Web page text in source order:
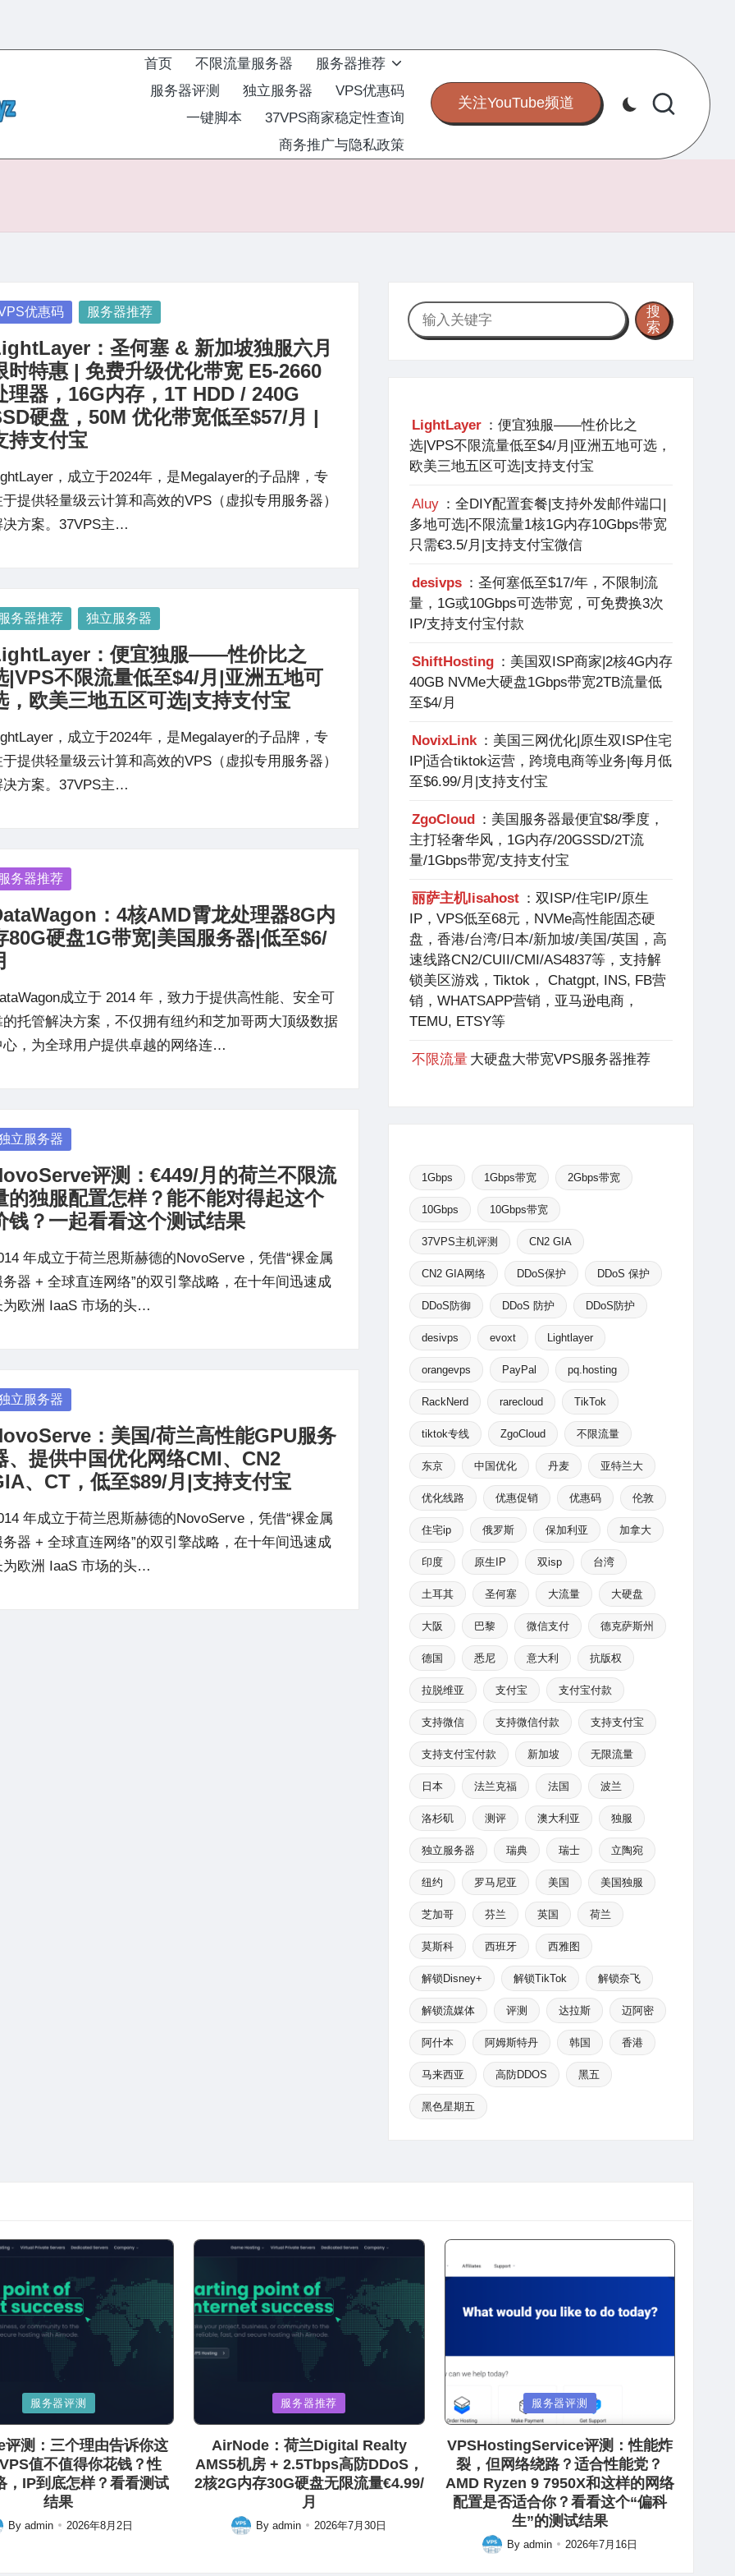
首页 不限流量服务器
服务器推荐
服务器评测
独立服务器
VPS优惠码
一键脚本
37VPS商家稳定性查询
商务推广与隐私政策
关注YouTube频道
优惠码 服务器推荐
：圣何塞 & 新加坡独服六月
时特惠 | 免费升级优化带宽 E5-2660
理器，16G内存，1T HDD / 240G
硬盘，50M 优化带宽低至$57/月 |
持支付宝
，成立于2024年，是Megalayer的子品牌，专
于提供轻量级云计算和高效的VPS（虚拟专用服务器）
决方案。37VPS主…
务器推荐 独立服务器
：便宜独服——性价比之
|VPS不限流量低至$4/月|亚洲五地可
，欧美三地五区可选|支持支付宝
，成立于2024年，是Megalayer的子品牌，专
于提供轻量级云计算和高效的VPS（虚拟专用服务器）
决方案。37VPS主…
务器推荐
：4核AMD霄龙处理器8G内
80G硬盘1G带宽|美国服务器|低至$6/
成立于 2014 年，致力于提供高性能、安全可
的托管解决方案，不仅拥有纽约和芝加哥两大顶级数据
心，为全球用户提供卓越的网络连…
立服务器
评测：€449/月的荷兰不限流
的独服配置怎样？能不能对得起这个
钱？一起看看这个测试结果
年成立于荷兰恩斯赫德的NovoServe，凭借“裸金属
务器 + 全球直连网络”的双引擎战略，在十年间迅速成
为欧洲 IaaS 市场的头…
立服务器
：美国/荷兰高性能GPU服务
、提供中国优化网络CMI、CN2
、CT，低至$89/月|支持支付宝
年成立于荷兰恩斯赫德的NovoServe，凭借“裸金属
务器 + 全球直连网络”的双引擎战略，在十年间迅速成
为欧洲 IaaS 市场的头…
搜
索
搜
索
LightLayer ：便宜独服——性价比之
选|VPS不限流量低至$4/月|亚洲五地可选，
欧美三地五区可选|支持支付宝
Aluy ：全DIY配置套餐|支持外发邮件端口|
多地可选|不限流量1核1G内存10Gbps带宽
只需€3.5/月|支持支付宝微信
desivps ：圣何塞低至$17/年，不限制流
量，1G或10Gbps可选带宽，可免费换3次
IP/支持支付宝付款
ShiftHosting ：美国双ISP商家|2核4G内存
40GB NVMe大硬盘1Gbps带宽2TB流量低
至$4/月
NovixLink ：美国三网优化|原生双ISP住宅
IP|适合tiktok运营，跨境电商等业务|每月低
至$6.99/月|支持支付宝
ZgoCloud ：美国服务器最便宜$8/季度，
主打轻奢华风，1G内存/20GSSD/2T流
量/1Gbps带宽/支持支付宝
丽萨主机lisahost ：双ISP/住宅IP/原生
IP，VPS低至68元，NVMe高性能固态硬
盘，香港/台湾/日本/新加坡/美国/英国，高
速线路CN2/CUII/CMI/AS4837等，支持解
锁美区游戏，Tiktok， Chatgpt, INS, FB营
销，WHATSAPP营销，亚马逊电商，
TEMU, ETSY等
不限流量 大硬盘大带宽VPS服务器推荐
1Gbps 1Gbps带宽 2Gbps带宽
10Gbps 10Gbps带宽
37VPS主机评测 CN2 GIA
CN2 GIA网络 DDoS保护 DDoS 保护
DDoS防御 DDoS 防护 DDoS防护
desivps evoxt Lightlayer
orangevps PayPal pq.hosting
RackNerd rarecloud TikTok
tiktok专线 ZgoCloud 不限流量
东京 中国优化 丹麦 亚特兰大
优化线路 优惠促销 优惠码 伦敦
住宅ip 俄罗斯 保加利亚 加拿大
印度 原生IP 双isp 台湾
土耳其 圣何塞 大流量 大硬盘
大阪 巴黎 微信支付 德克萨斯州
德国 悉尼 意大利 抗版权
拉脱维亚 支付宝 支付宝付款
支持微信 支持微信付款 支持支付宝
支持支付宝付款 新加坡 无限流量
日本 法兰克福 法国 波兰
洛杉矶 测评 澳大利亚 独服
独立服务器 瑞典 瑞士 立陶宛
纽约 罗马尼亚 美国 美国独服
芝加哥 芬兰 英国 荷兰
莫斯科 西班牙 西雅图
解锁Disney+ 解锁TikTok 解锁奈飞
解锁流媒体 评测 达拉斯 迈阿密
阿什本 阿姆斯特丹 韩国 香港
马来西亚 高防DDOS 黑五
黑色星期五
服务器评测
测：三个理由告诉你这
值不值得你花钱？性
，IP到底怎样？看看测试
结果
Byadmin 2026年8月2日
in
服务器推荐
AirNode：荷兰Digital Realty
AMS5机房 + 2.5Tbps高防DDoS，
2核2G内存30G硬盘无限流量€4.99/
月
Posted
Byadmin 2026年7月30日
Posted
in
服务器评测
VPSHostingService评测：性能炸
裂，但网络绕路？适合性能党？
AMD Ryzen 9 7950X和这样的网络
配置是否适合你？看看这个“偏科
生”的测试结果
Posted
By admin 2026年7月16日